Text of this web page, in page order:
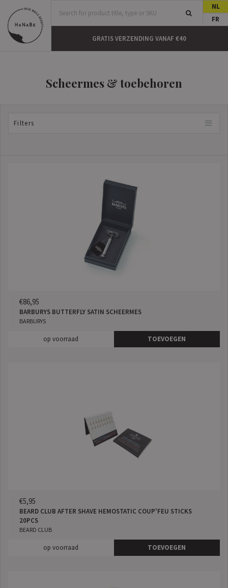
NL
FR
HUIS GRATIS VERZENDING VANAF €40
Scheermes & toebehoren
Filters
€86,95
BARBURYS BUTTERFLY SATIN SCHEERMES
BARBURYS
op voorraad TOEVOEGEN
€5,95
BEARD CLUB AFTER SHAVE HEMOSTATIC COUP'FEU STICKS
20PCS
BEARD CLUB
op voorraad TOEVOEGEN